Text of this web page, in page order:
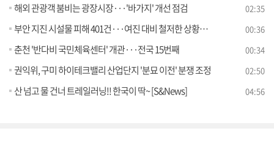
해외 관광객 붐비는 광장시장···'바가지' 개선 점검 02:35
부안 지진 시설물 피해 401건···여진 대비 철저한 상황관리 당부 00:36
춘천 '반다비 국민체육센터' 개관···전국 15번째 00:34
권익위, 구미 하이테크밸리 산업단지 '분묘 이전' 분쟁 조정 02:50
산 넘고 물 건너 트레일러닝!! 한국이 딱~ [S&News] 04:56